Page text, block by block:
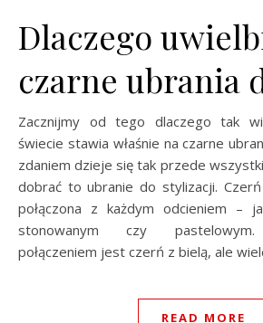
Dlaczego
czarne ubrania
Zacznijmy od tego dlaczego tak
świecie stawia właśnie na czarne
zdaniem dzieje się tak przede
dobrać to ubranie do stylizacji.
połączona z każdym odcieniem –
stonowanym czy pastelowym.
połączeniem jest czerń z bielą, ale
READ MORE